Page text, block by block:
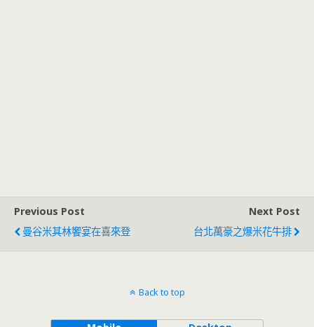
Previous Post
曼谷米其林饗宴在喜來登
Next Post
台北萬豪之爆米花牛排
Back to top